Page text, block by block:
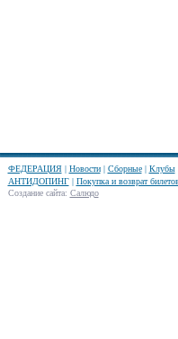
ФЕДЕРАЦИЯ| Новости| Сборные| Клубы
АНТИДОПИНГ| Покупка и возврат
Создание сайта: Салюдо